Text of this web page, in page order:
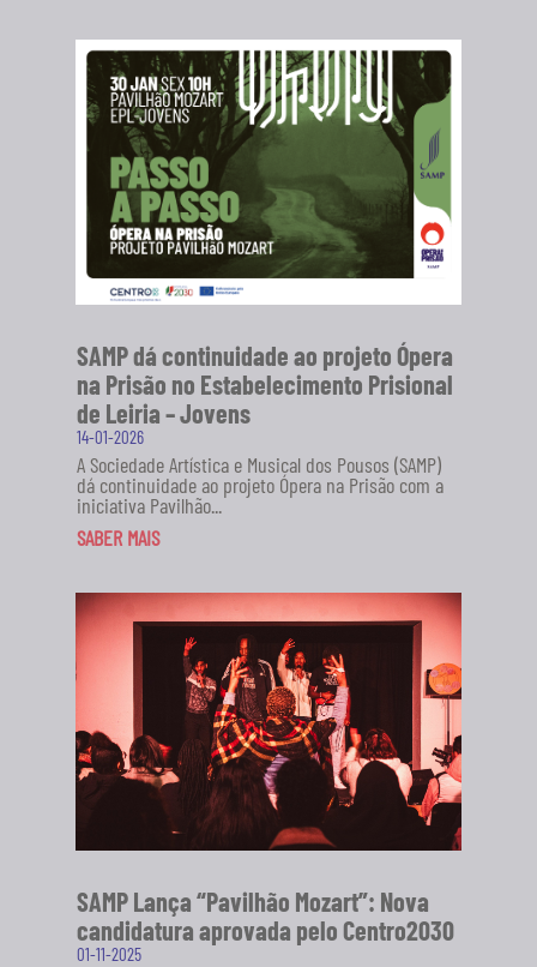
SAMP dá continuidade ao projeto Ópera
na Prisão no Estabelecimento Prisional
de Leiria – Jovens
14-01-2026
A Sociedade Artística e Musical dos Pousos (SAMP)
dá continuidade ao projeto Ópera na Prisão com a
iniciativa Pavilhão...
SABER MAIS
SAMP Lança “Pavilhão Mozart”: Nova
candidatura aprovada pelo Centro2030
01-11-2025